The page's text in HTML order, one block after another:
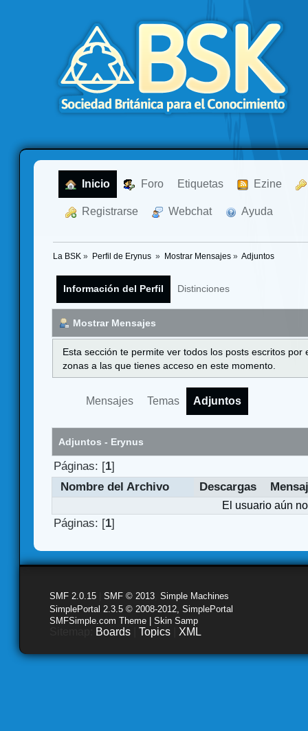
Inicio Foro Etiquetas Ezine
Registrarse Webchat Ayuda
La BSK » Perfil de Erynus » Mostrar Mensajes» Adjuntos
Información del Perfil Distinciones
Mostrar Mensajes
Esta sección te permite ver todos los posts escritos
zonas a las que tienes acceso en este momento.
Mensajes Temas Adjuntos
Adjuntos - Erynus
Páginas: [1]
Nombre del Archivo
Descargas
El usuario aún
Páginas: [1]
SMF 2.0.15 SMF © 2013 Simple Machines
SimplePortal 2.3.5 © 2008-2012, SimplePortal
SMFSimple.com Theme | Skin Samp
Boards Topics XML